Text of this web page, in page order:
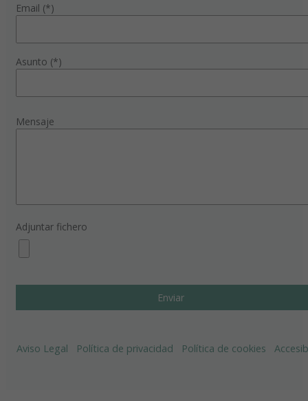
Email (*)
Asunto (*)
Mensaje
Adjuntar fichero
Aviso Legal Política de privacidad Política de cookies